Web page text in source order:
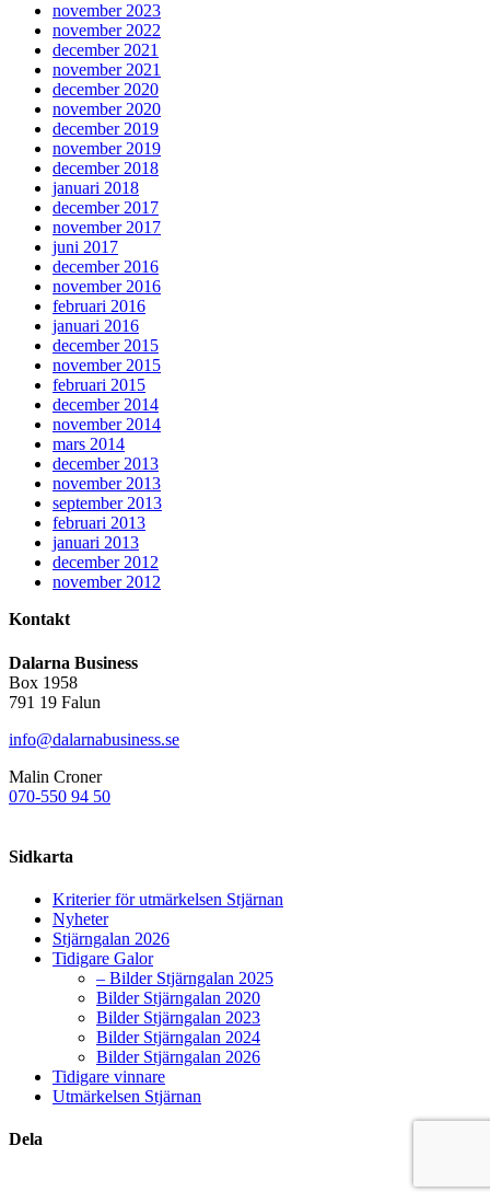
november 2023
november 2022
december 2021
november 2021
december 2020
november 2020
december 2019
november 2019
december 2018
januari 2018
december 2017
november 2017
juni 2017
december 2016
november 2016
februari 2016
januari 2016
december 2015
november 2015
februari 2015
december 2014
november 2014
mars 2014
december 2013
november 2013
september 2013
februari 2013
januari 2013
december 2012
november 2012
Kontakt
Dalarna Business
Box 1958
791 19 Falun
info@dalarnabusiness.se
Malin Croner
070-550 94 50
Sidkarta
Kriterier för utmärkelsen Stjärnan
Nyheter
Stjärngalan 2026
Tidigare Galor
– Bilder Stjärngalan 2025
Bilder Stjärngalan 2020
Bilder Stjärngalan 2023
Bilder Stjärngalan 2024
Bilder Stjärngalan 2026
Tidigare vinnare
Utmärkelsen Stjärnan
Dela